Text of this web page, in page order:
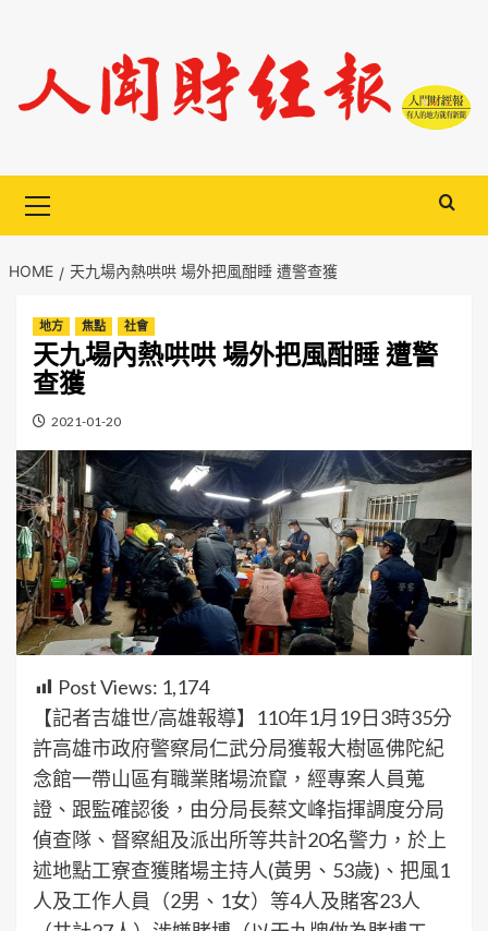
content
Menu
HOME 天九場內熱哄哄 場外把風酣睡 遭警查獲
地方 焦點 社會
天九場內熱哄哄 場外把風酣睡 遭警
查獲
2021-01-20
Post Views: 1,174
【記者吉雄世/高雄報導】110年1月19日3時35分
許高雄市政府警察局仁武分局獲報大樹區佛陀紀
念館一帶山區有職業賭場流竄，經專案人員蒐
證、跟監確認後，由分局長蔡文峰指揮調度分局
偵查隊、督察組及派出所等共計20名警力，於上
述地點工寮查獲賭場主持人(黃男、53歲)、把風1
人及工作人員（2男、1女）等4人及賭客23人